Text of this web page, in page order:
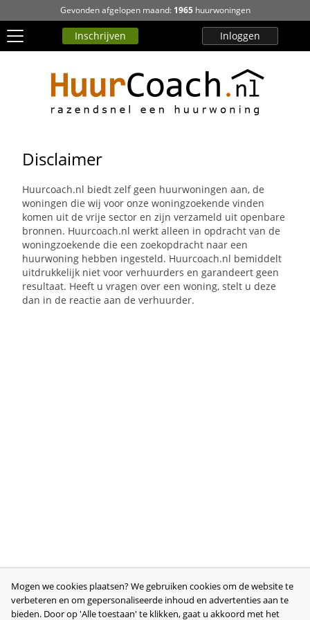
Gevonden afgelopen maand: 1965huurwoningen
Inschrijven Inloggen
Disclaimer
Huurcoach.nl biedt zelf geen huurwoningen aan, de
woningen die wij voor onze woningzoekende vinden
komen uit de vrije sector en zijn verzameld uit openbare
bronnen. Huurcoach.nl werkt alleen in opdracht van de
woningzoekende die een zoekopdracht naar een
huurwoning hebben ingesteld. Huurcoach.nl bemiddelt
uitdrukkelijk niet voor verhuurders en garandeert geen
resultaat. Heeft u vragen over een woning, stelt u deze
dan in de reactie aan de verhuurder.
Mogen we cookies plaatsen? We gebruiken cookies om de website te
verbeteren en om gepersonaliseerde inhoud en advertenties aan te
bieden. Door op 'Alle toestaan' te klikken, gaat u akkoord met het